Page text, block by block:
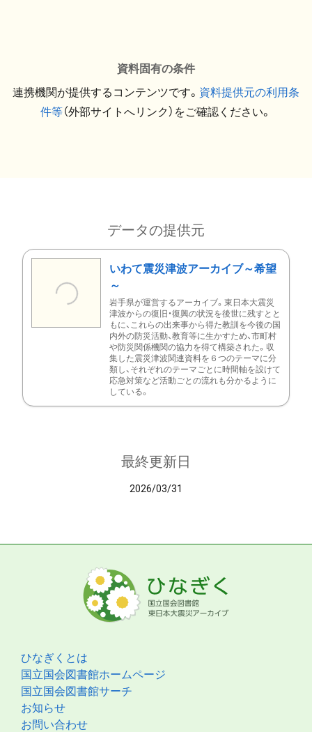
資料固有の条件
連携機関が提供するコンテンツです。 資料提供元の利用条
件等（外部サイトへリンク）をご確認ください。
データの提供元
いわて震災津波アーカイブ～希望
～
岩手県が運営するアーカイブ。東日本大震災
津波からの復旧・復興の状況を後世に残すとと
もに、これらの出来事から得た教訓を今後の国
内外の防災活動、教育等に生かすため、市町村
や防災関係機関の協力を得て構築された。収
集した震災津波関連資料を６つのテーマに分
類し、それぞれのテーマごとに時間軸を設けて
応急対策など活動ごとの流れも分かるように
している。
最終更新日
2026/03/31
ひなぎくとは
国立国会図書館ホームページ
国立国会図書館サーチ
お知らせ
お問い合わせ